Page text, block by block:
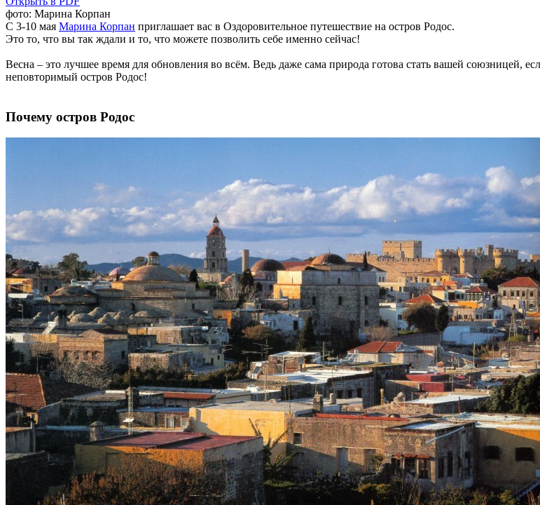
фото: Марина Корпан
С 3-10 мая Марина Корпан приглашает вас в Оздоровительное путешествие на остров Родос.
Это то, что вы так ждали и то, что можете позволить себе именно сейчас!
Весна – это лучшее время для обновления во всём. Ведь даже сама природа готова стать вашей союзницей,
неповторимый остров Родос!
Почему остров Родос